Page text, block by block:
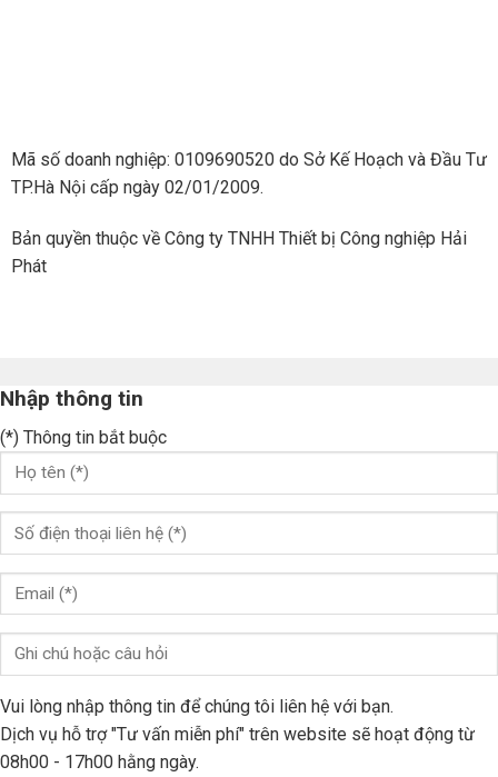
Mã số doanh nghiệp: 0109690520 do Sở Kế Hoạch và Đầu Tư
TP.Hà Nội cấp ngày 02/01/2009.
Bản quyền thuộc về Công ty TNHH Thiết bị Công nghiệp Hải
Phát
Nhập thông tin
(*) Thông tin bắt buộc
Vui lòng nhập thông tin để chúng tôi liên hệ với bạn.
Dịch vụ hỗ trợ "Tư vấn miễn phí" trên website sẽ hoạt động từ
08h00 - 17h00 hằng ngày.